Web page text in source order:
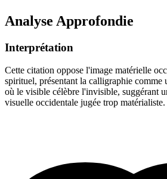
Analyse Approfondie
Interprétation
Cette citation oppose l'image matérielle
spirituel, présentant la calligraphie comme
où le visible célèbre l'invisible, suggérant
visuelle occidentale jugée trop matérialiste.